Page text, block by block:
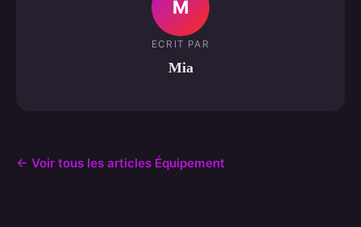
M
ECRIT PAR
Mia
← Voir tous les articles Équipement